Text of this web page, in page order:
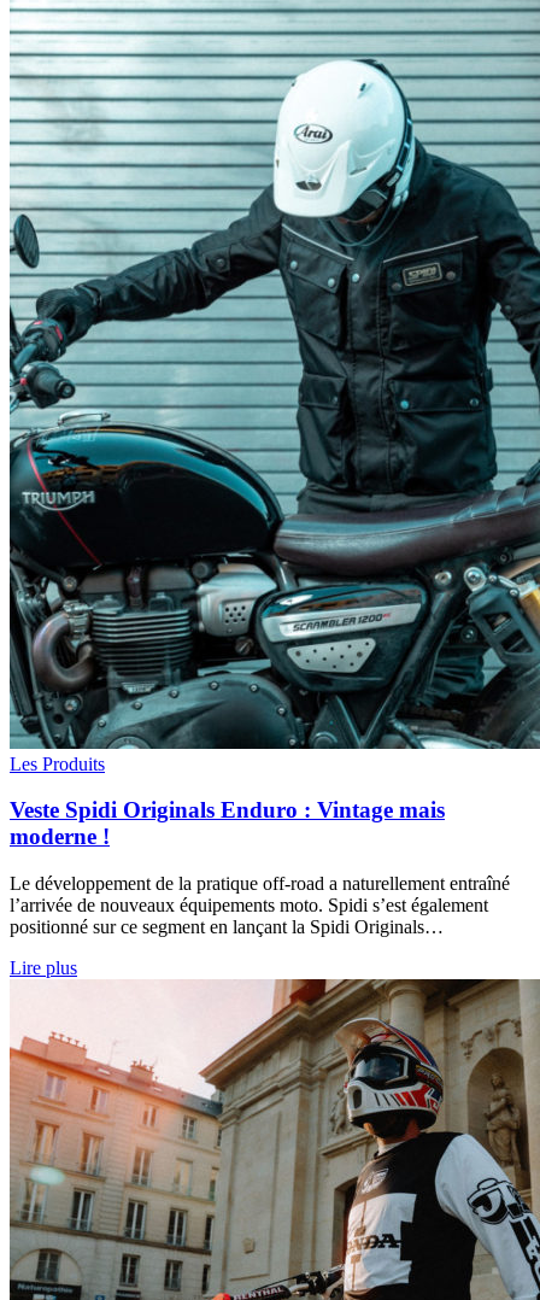
Les Produits
Veste Spidi Originals Enduro : Vintage mais
moderne !
Le développement de la pratique off-road a naturellement entraîné
l’arrivée de nouveaux équipements moto. Spidi s’est également
positionné sur ce segment en lançant la Spidi Originals…
Lire plus